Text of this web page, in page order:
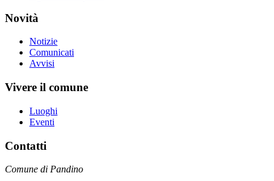
Novità
Notizie
Comunicati
Avvisi
Vivere il comune
Luoghi
Eventi
Contatti
Comune di Pandino